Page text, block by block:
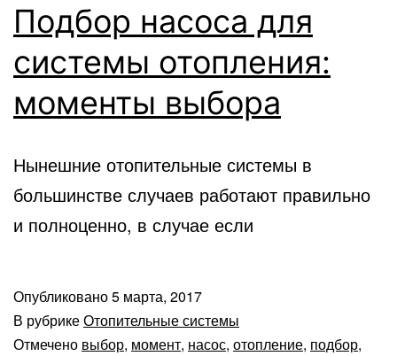
Подбор насоса для
системы отопления:
моменты выбора
Нынешние отопительные системы в
большинстве случаев работают правильно
и полноценно, в случае если
Опубликовано5 марта, 2017
В рубрикеОтопительные системы
Отмечено выбор, момент, насос, отопление, подбор,